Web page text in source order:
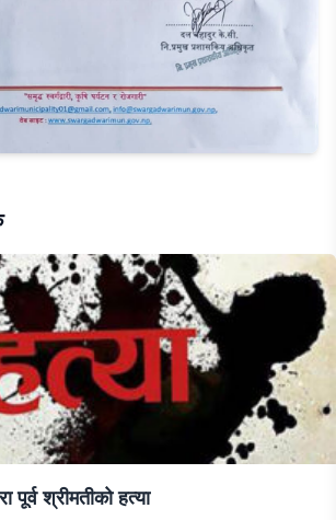
पूर्व श्रीमतीको हत्या